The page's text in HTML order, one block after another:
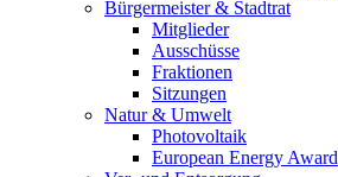
Bürgermeister & Stadtrat
Mitglieder
Ausschüsse
Fraktionen
Sitzungen
Natur & Umwelt
Photovoltaik
European Energy Award